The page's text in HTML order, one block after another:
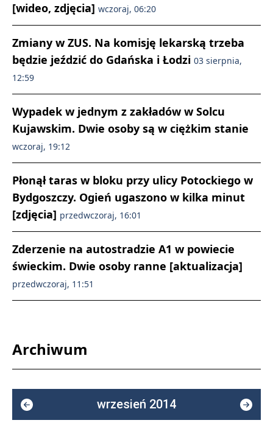
[wideo, zdjęcia] wczoraj, 06:20
Zmiany w ZUS. Na komisję lekarską trzeba
będzie jeździć do Gdańska i Łodzi 03 sierpnia,
12:59
Wypadek w jednym z zakładów w Solcu
Kujawskim. Dwie osoby są w ciężkim stanie
wczoraj, 19:12
Płonął taras w bloku przy ulicy Potockiego w
Bydgoszczy. Ogień ugaszono w kilka minut
[zdjęcia] przedwczoraj, 16:01
Zderzenie na autostradzie A1 w powiecie
świeckim. Dwie osoby ranne [aktualizacja]
przedwczoraj, 11:51
Archiwum
wrzesień 2014